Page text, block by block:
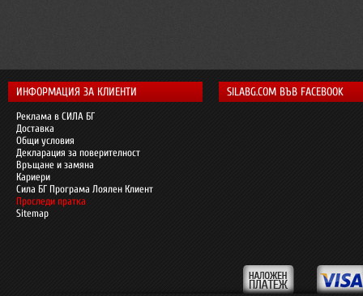
ИНФОРМАЦИЯ ЗА КЛИЕНТИ
Реклама в СИЛА БГ
Доставка
Общи условия
Декларация за поверителност
Връщане и замяна
Кариери
Сила БГ Програма Лоялен Клиент
Проследи пратка
Sitemap
SILABG.COM ВЪВ FACEBOOK